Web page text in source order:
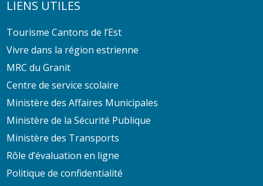
LIENS UTILES
Tourisme Cantons de l’Est
Vivre dans la région estrienne
MRC du Granit
Centre de service scolaire
Ministère des Affaires Municipales
Ministère de la Sécurité Publique
Ministère des Transports
Rôle d’évaluation en ligne
Politique de confidentialité